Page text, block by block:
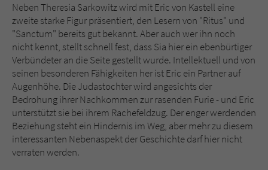
Neben Theresia Sarkowitz wird mit Eric von Kastell eine
zweite starke Figur präsentiert, den Lesern von "Ritus" und
"Sanctum" bereits gut bekannt. Aber auch wer ihn noch
nicht kennt, stellt schnell fest, dass Sia hier ein ebenbürtiger
Verbündeter an die Seite gestellt wurde. Intellektuell und von
seinen besonderen Fähigkeiten her ist Eric ein Partner auf
Augenhöhe. Die Judastochter wird angesichts der
Bedrohung ihrer Nachkommen zur rasenden Furie - und Eric
unterstützt sie bei ihrem Rachefeldzug. Der enger werdenden
Beziehung steht ein Hindernis im Weg, aber mehr zu diesem
interessanten Nebenaspekt der Geschichte darf hier nicht
verraten werden.